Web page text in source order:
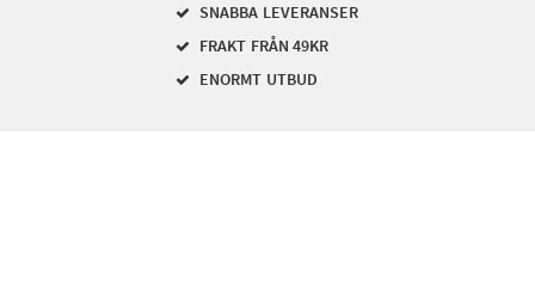
SNABBA LEVERANSER
FRAKT FRÅN 49KR
ENORMT UTBUD